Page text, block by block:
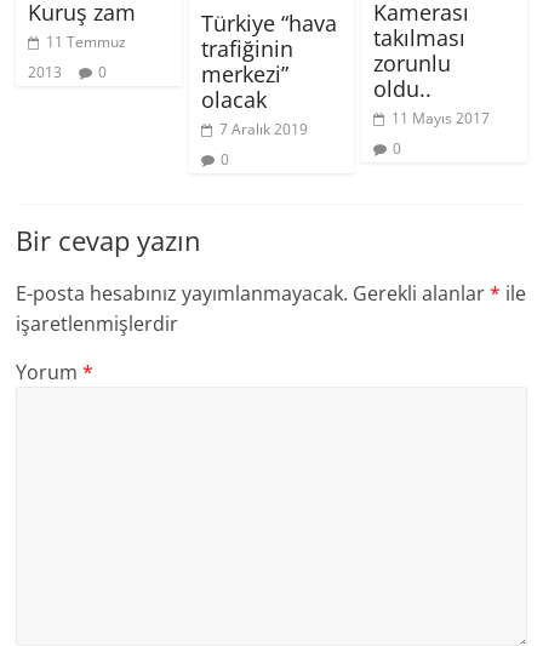
Kuruş zam
11 Temmuz
2013
0
Türkiye “hava
trafiğinin
merkezi”
olacak
7 Aralık 2019
0
Kamerası
takılması
zorunlu
oldu..
11 Mayıs 2017
0
Bir cevap yazın
E-posta hesabınız yayımlanmayacak. Gerekli alanlar* ile
işaretlenmişlerdir
Yorum*